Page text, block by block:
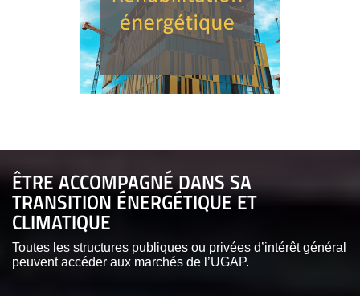
ÊTRE ACCOMPAGNÉ DANS SA
TRANSITION ÉNERGÉTIQUE ET
CLIMATIQUE
Toutes les structures publiques ou privées d’intérêt général
peuvent accéder aux marchés de l’UGAP.